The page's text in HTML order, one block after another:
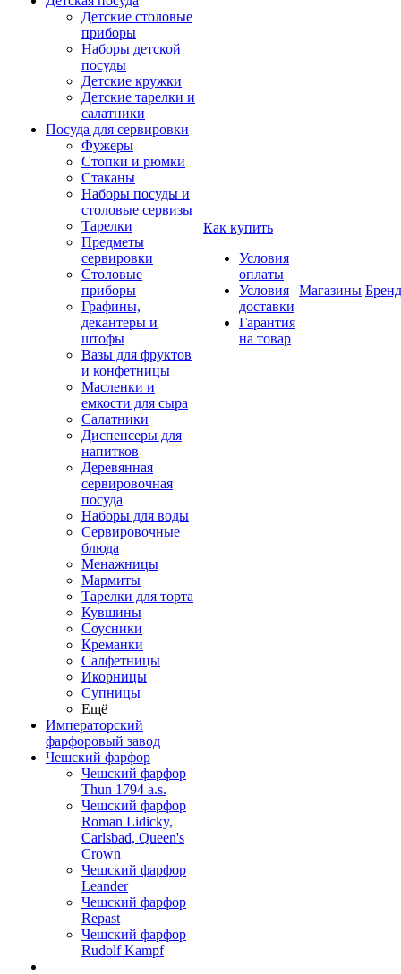
Детские столовые
приборы
Наборы детской
посуды
Детские кружки
Детские тарелки и
салатники
Посуда для сервировки
Фужеры
Стопки и рюмки
Стаканы
Наборы посуды и
столовые сервизы
Тарелки
Предметы
сервировки
Столовые
приборы
Графины,
декантеры и
штофы
Вазы для фруктов
и конфетницы
Масленки и
емкости для сыра
Салатники
Диспенсеры для
напитков
Деревянная
сервировочная
посуда
Наборы для воды
Сервировочные
блюда
Менажницы
Мармиты
Тарелки для торта
Кувшины
Соусники
Креманки
Салфетницы
Икорницы
Супницы
Ещё
Императорский
фарфоровый завод
Чешский фарфор
Чешский фарфор
Thun 1794 a.s.
Чешский фарфор
Roman Lidicky,
Carlsbad, Queen's
Crown
Чешский фарфор
Leander
Чешский фарфор
Repast
Чешский фарфор
Rudolf Kampf
Как купить
Условия
оплаты
Условия
доставки
Гарантия
на товар
Магазины